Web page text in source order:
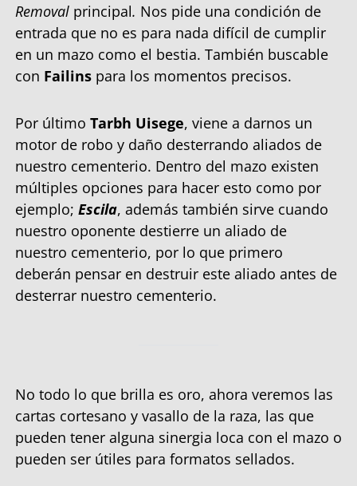
Removal principal. Nos pide una condición de
entrada que no es para nada difícil de cumplir
en un mazo como el bestia. También buscable
con Failins para los momentos precisos.
Por último Tarbh Uisege, viene a darnos un
motor de robo y daño desterrando aliados de
nuestro cementerio. Dentro del mazo existen
múltiples opciones para hacer esto como por
ejemplo; Escila, además también sirve cuando
nuestro oponente destierre un aliado de
nuestro cementerio, por lo que primero
deberán pensar en destruir este aliado antes de
desterrar nuestro cementerio.
No todo lo que brilla es oro, ahora veremos las
cartas cortesano y vasallo de la raza, las que
pueden tener alguna sinergia loca con el mazo o
pueden ser útiles para formatos sellados.